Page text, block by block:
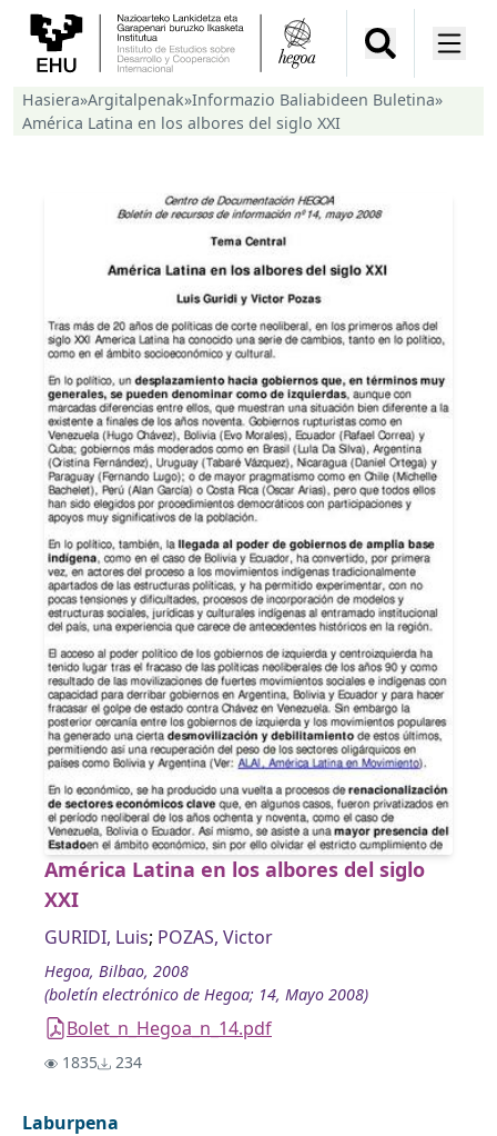
Hasiera»Argitalpenak»Informazio Baliabideen Buletina»
América Latina en los albores del siglo XXI
América Latina en los albores del siglo
XXI
GURIDI, Luis; POZAS, Victor
Hegoa, Bilbao, 2008
(boletín electrónico de Hegoa; 14, Mayo 2008)
Bolet_n_Hegoa_n_14.pdf
1835 234
Laburpena